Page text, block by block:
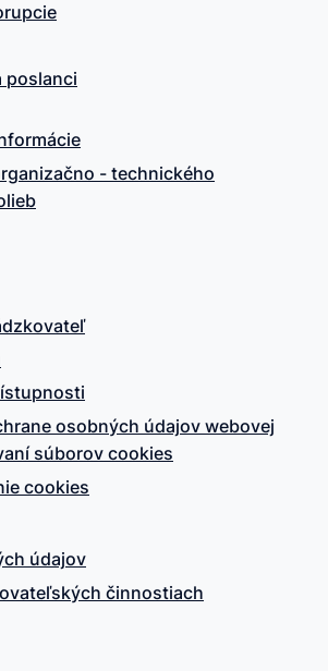
poslanci
- technického
osobných údajov webovej
súborov cookies
cookies
údajov
činnostiach